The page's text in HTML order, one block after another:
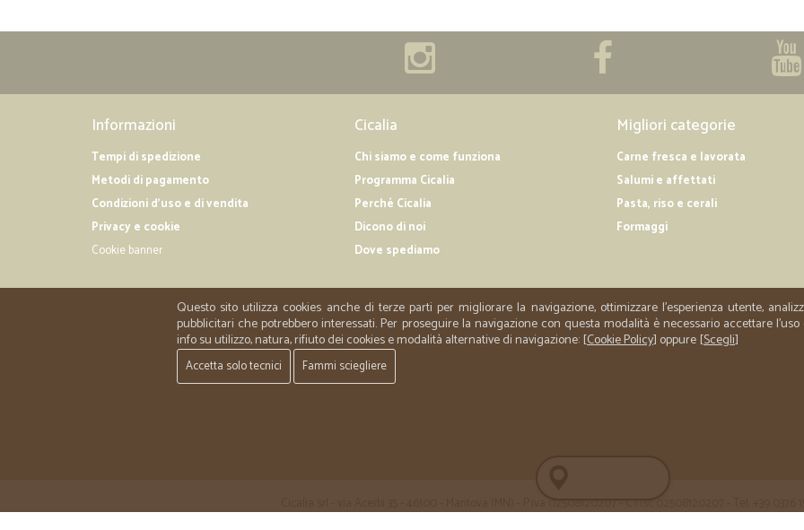
Informazioni
Tempi di spedizione
Metodi di pagamento
Condizioni d'uso e di vendita
Privacy e cookie
Cookie banner
Cicalia
Chi siamo e come funziona
Programma Cicalia
Perché Cicalia
Dicono di noi
Dove spediamo
Migliori categorie
Carne fresca e lavorata
Salumi e affettati
Pasta, riso e cerali
Formaggi
Questo sito utilizza cookies anche di terze parti per migliorare la navigazione, ottimizzare l'esperienza utente,
pubblicitari che potrebbero interessati. Per proseguire la navigazione con questa modalità è necessario accettare
info su utilizzo, natura, rifiuto dei cookies e modalità alternative di navigazione: [Cookie Policy] oppure [Scegli]
Accetta solo tecnici Fammi sciegliere